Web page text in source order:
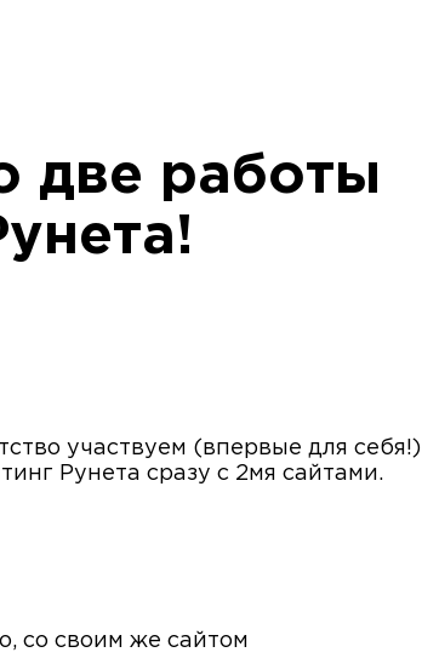
две работы
участвуем (впервые для себя!)
Рунета сразу с 2мя сайтами.
со своим же сайтом